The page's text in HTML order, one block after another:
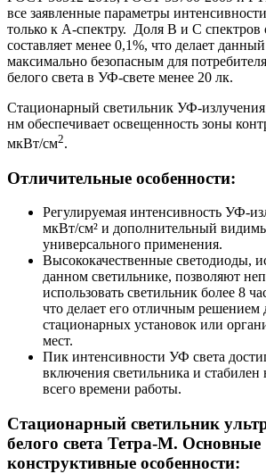
все заявленные параметры
только к А-спектру. Доля B и C спектров
составляет менее 0,1%, что делает
максимально безопасным для
белого света в УФ-свете менее 20 лк.
Стационарный светильник УФ-
нм обеспечивает освещенность зоны
мкВт/см2.
Отличительные особенности:
Регулируемая интенсивность УФ-
мкВт/см² и дополнительный
универсального применения.
Высококачественные светодиоды,
данном светильнике, позволяют
использовать светильник более 8
что делает его отличным решением
стационарных установок или
мест.
Пик интенсивности УФ света
включения светильника и
всего времени работы.
Стационарный светильник
белого света Тетра-М. Основные
конструктивные особенности: